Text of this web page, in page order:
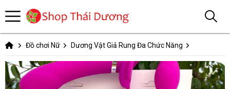
Đồ chơi Nữ Dương Vật Giả Rung Đa Chức Năng